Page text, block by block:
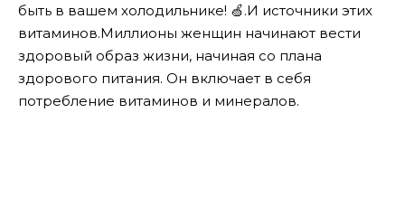
быть в вашем холодильнике! 🍏.И источники этих
витаминов.Миллионы женщин начинают вести
здоровый образ жизни, начиная со плана
здорового питания. Он включает в себя
потребление витаминов и минералов.